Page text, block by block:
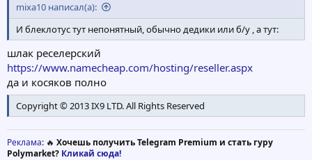
mixa10 написал(а):
И блеклотус тут непонятный, обычно дедики или б/у , а тут:
шлак реселерский
https://www.namecheap.com/hosting/reseller.aspx
да и косяков полно
Copyright © 2013 IX9 LTD. All Rights Reserved
Реклама: 🔥 Хочешь получить Telegram Premium и стать гуру
Polymarket? Кликай сюда!